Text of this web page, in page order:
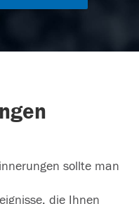
sollte man
die Ihnen